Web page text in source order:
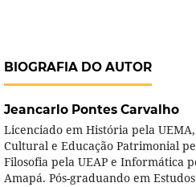
BIOGRAFIA DO AUTOR
Jeancarlo Pontes Carvalho
Licenciado em História pela
Cultural e Educação Patrimonial
Filosofia pela UEAP e Informática
Amapá. Pós-graduando em